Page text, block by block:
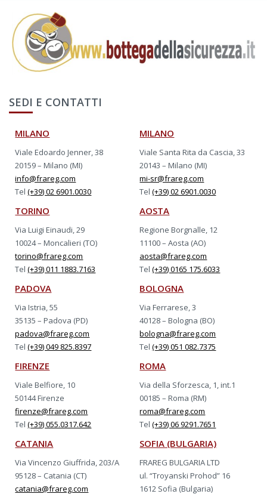
SEDI E CONTATTI
MILANO
Viale Edoardo Jenner, 38
20159 – Milano (MI)
info@frareg.com
Tel(+39) 02 6901.0030
MILANO
Viale Santa Rita da Cascia, 33
20143 – Milano (MI)
mi-sr@frareg.com
Tel(+39) 02 6901.0030
TORINO
Via Luigi Einaudi, 29
10024 – Moncalieri (TO)
torino@frareg.com
Tel(+39) 011 1883.7163
AOSTA
Regione Borgnalle, 12
11100 – Aosta (AO)
aosta@frareg.com
Tel(+39) 0165 175.6033
PADOVA
Via Istria, 55
35135 – Padova (PD)
padova@frareg.com
Tel(+39) 049 825.8397
BOLOGNA
Via Ferrarese, 3
40128 – Bologna (BO)
bologna@frareg.com
Tel(+39) 051 082.7375
FIRENZE
Viale Belfiore, 10
50144 Firenze
firenze@frareg.com
Tel(+39) 055.0317.642
ROMA
Via della Sforzesca, 1, int.1
00185 – Roma (RM)
roma@frareg.com
Tel(+39) 06 9291.7651
CATANIA
Via Vincenzo Giuffrida, 203/A
95128 – Catania (CT)
catania@frareg.com
SOFIA (BULGARIA)
FRAREG BULGARIA LTD
ul. “Troyanski Prohod” 16
1612 Sofia (Bulgaria)